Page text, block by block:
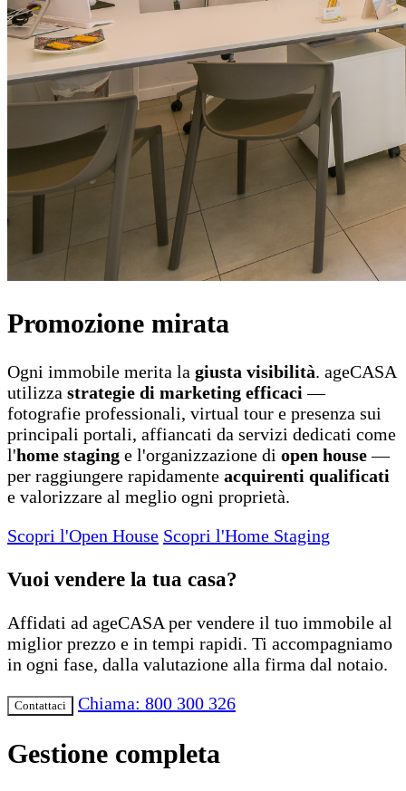
Promozione mirata
Ogni immobile merita la giusta visibilità. ageCASA
utilizza strategie di marketing efficaci —
fotografie professionali, virtual tour e presenza sui
principali portali, affiancati da servizi dedicati come
l'home staging e l'organizzazione di open house—
per raggiungere rapidamente acquirenti qualificati
e valorizzare al meglio ogni proprietà.
Scopri l'Open House Scopri l'Home Staging
Vuoi vendere la tua casa?
Affidati ad ageCASA per vendere il tuo immobile al
miglior prezzo e in tempi rapidi. Ti accompagniamo
in ogni fase, dalla valutazione alla firma dal notaio.
Contattaci Chiama: 800 300 326
Gestione completa